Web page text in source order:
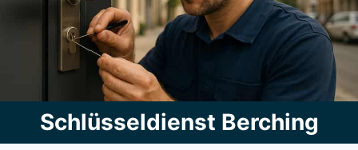
Schlüsseldienst Berching